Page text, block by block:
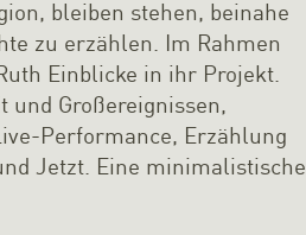
bleiben stehen, beinahe
zu erzählen. Im Rahmen
Einblicke in ihr Projekt.
und Großereignissen,
Performance, Erzählung
Jetzt. Eine minimalistische